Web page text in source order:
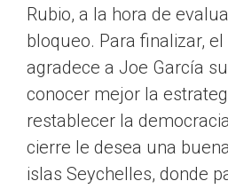
Rubio, a la hora de
bloqueo. Para finalizar,
agradece a Joe García
conocer mejor la
restablecer la
cierre le desea una
islas Seychelles, donde